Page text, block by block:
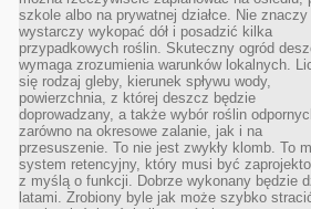
szkole albo na prywatnej działce. Nie
wystarczy wykopać dół i posadzić kilka
przypadkowych roślin. Skuteczny ogród
wymaga zrozumienia warunków lokalnych.
się rodzaj gleby, kierunek spływu wody,
powierzchnia, z której deszcz będzie
doprowadzany, a także wybór roślin
zarówno na okresowe zalanie, jak i na
przesuszenie. To nie jest zwykły klomb. To
system retencyjny, który musi być
z myślą o funkcji. Dobrze wykonany będzie
latami. Zrobiony byle jak może szybko